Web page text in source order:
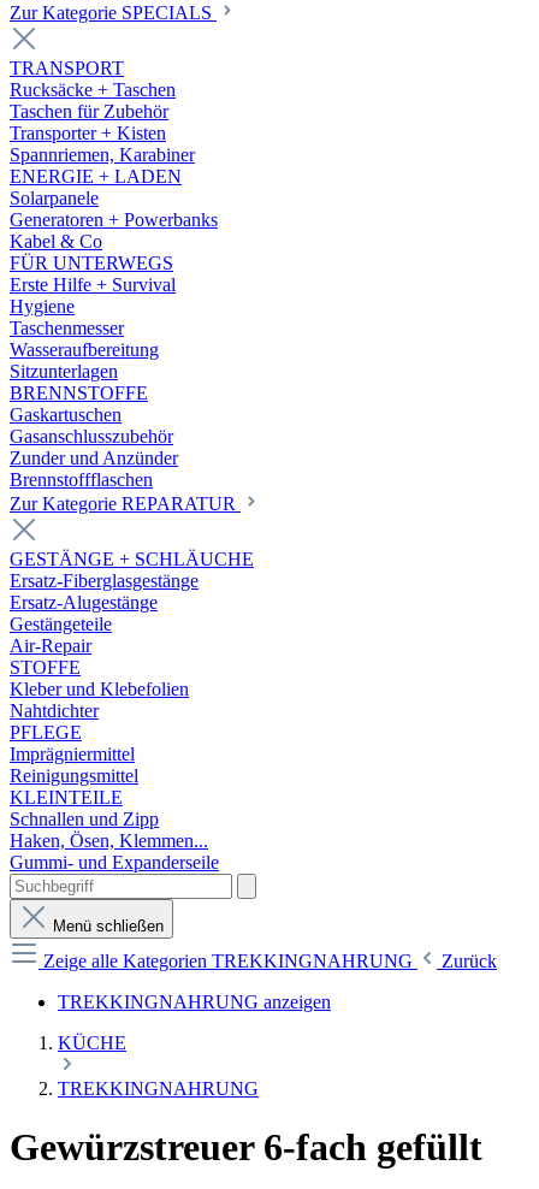
Zur Kategorie SPECIALS
TRANSPORT
Rucksäcke + Taschen
Taschen für Zubehör
Transporter + Kisten
Spannriemen, Karabiner
ENERGIE + LADEN
Solarpanele
Generatoren + Powerbanks
Kabel & Co
FÜR UNTERWEGS
Erste Hilfe + Survival
Hygiene
Taschenmesser
Wasseraufbereitung
Sitzunterlagen
BRENNSTOFFE
Gaskartuschen
Gasanschlusszubehör
Zunder und Anzünder
Brennstoffflaschen
Zur Kategorie REPARATUR
GESTÄNGE + SCHLÄUCHE
Ersatz-Fiberglasgestänge
Ersatz-Alugestänge
Gestängeteile
Air-Repair
STOFFE
Kleber und Klebefolien
Nahtdichter
PFLEGE
Imprägniermittel
Reinigungsmittel
KLEINTEILE
Schnallen und Zipp
Haken, Ösen, Klemmen...
Gummi- und Expanderseile
Menü schließen
Zeige alle Kategorien TREKKINGNAHRUNG
Zurück
TREKKINGNAHRUNG anzeigen
KÜCHE
TREKKINGNAHRUNG
Gewürzstreuer 6-fach gefüllt